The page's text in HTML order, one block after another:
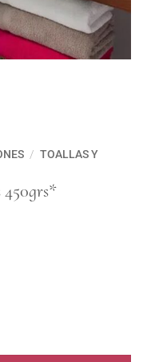
/ TOALLAS Y